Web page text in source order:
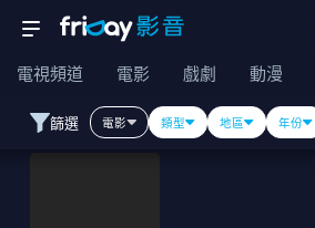
電視頻道 電影 戲劇 動漫
篩選 電影 類型 地區 年份